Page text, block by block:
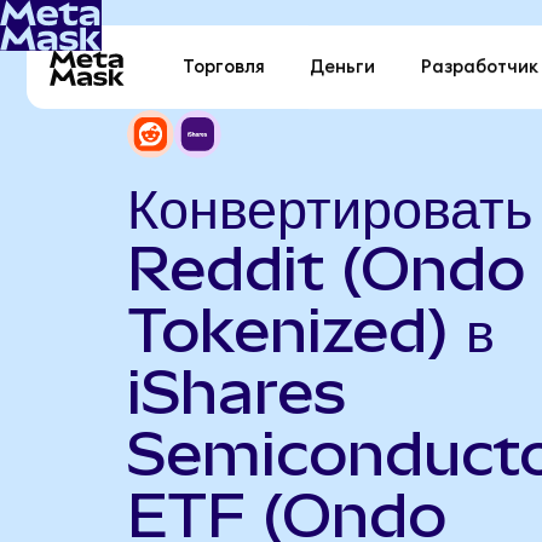
Торговля Деньги Разработчик
Конвертировать
Reddit (Ondo
Tokenized) в
iShares
ETF (Ondo